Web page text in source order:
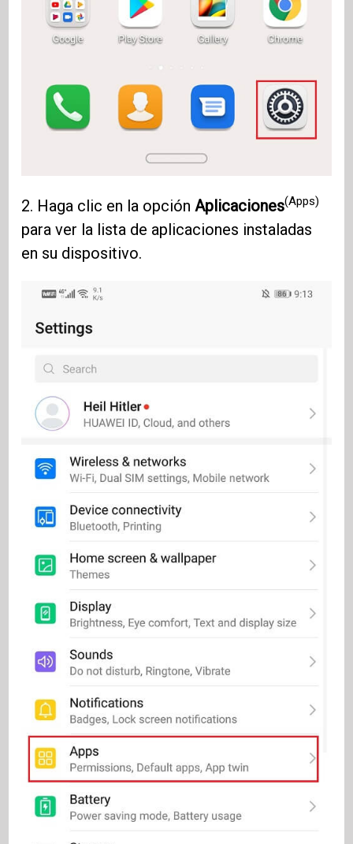
2. Haga clic en la opciónAplicaciones(Apps)
para ver la lista de aplicaciones instaladas
en su dispositivo.